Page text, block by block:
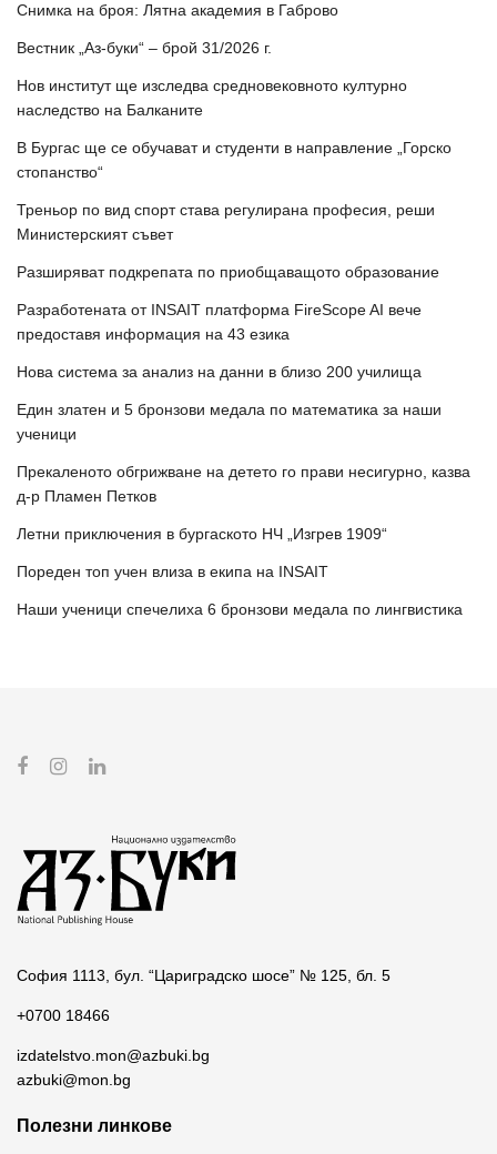
Снимка на броя: Лятна академия в Габрово
Вестник „Аз-буки“ – брой 31/2026 г.
Нов институт ще изследва средновековното културно
наследство на Балканите
В Бургас ще се обучават и студенти в направление „Горско
стопанство“
Треньор по вид спорт става регулирана професия, реши
Министерският съвет
Разширяват подкрепата по приобщаващото образование
Разработената от INSAIT платформа FireScope AI вече
предоставя информация на 43 езика
Нова система за анализ на данни в близо 200 училища
Един златен и 5 бронзови медала по математика за наши
ученици
Прекаленото обгрижване на детето го прави несигурно, казва
д-р Пламен Петков
Летни приключения в бургаското НЧ „Изгрев 1909“
Пореден топ учен влиза в екипа на INSAIT
Наши ученици спечелиха 6 бронзови медала по лингвистика
София 1113, бул. “Цариградско шосе” № 125, бл. 5
+0700 18466
izdatelstvo.mon@azbuki.bg
azbuki@mon.bg
Полезни линкове